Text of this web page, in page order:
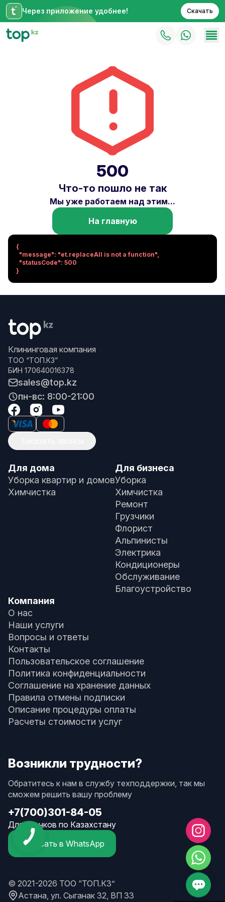
Через приложение удобнее! Скачать
500
Что-то пошло не так
Мы уже работаем над этим...
На главную
{
}
Клининговая компания
ТОО “ТОП.КЗ”
БИН 170640016378
sales@top.kz
пн-вс: 8:00-21:00
Для дома
Уборка квартир и домов
Химчистка
Для бизнеса
Уборка
Химчистка
Ремонт
Грузчики
Флорист
Альпинисты
Электрика
Кондиционеры
Обслуживание
Благоустройство
Компания
О нас
Наши услуги
Вопросы и ответы
Контакты
Пользовательское соглашение
Политика конфиденциальности
Соглашение на хранение данных
Правила отмены подписки
Описание процедуры оплаты
Расчеты стоимости услуг
Возникли трудности?
Обратитесь к нам в службу техподдержки, так мы
сможем решить вашу проблему
+7(700)301-84-05
Для звонков по Казахстану
Написать в WhatsApp
© 2021-2026 ТОО “ТОП.КЗ”
Астана, ул. Сыганак 32, ВП 33